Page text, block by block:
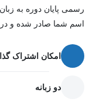
رسمی پایان دوره به
اسم شما صادر شده و در
امکان اشتراک
دو زبانه